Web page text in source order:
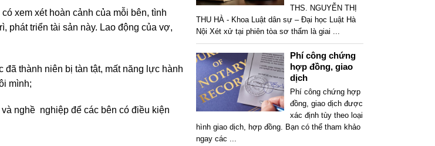
xem xét hoàn cảnh của mỗi bên, tình
phát triển tài sản này. Lao động của vợ,
thành niên bị tàn tật, mất năng lực hành
mình;
nghề nghiệp để các bên có điều kiện
THS. NGUYỄN THỊ
THU HÀ - Khoa Luật dân sự – Đại học Luật Hà
Nội Xét xử tại phiên tòa sơ thẩm là giai ...
Phí công chứng
hợp đồng, giao
dịch
Phí công chứng hợp
đồng, giao dịch được
xác định tùy theo loại
hình giao dịch, hợp đồng. Bạn có thể tham khảo
ngay các